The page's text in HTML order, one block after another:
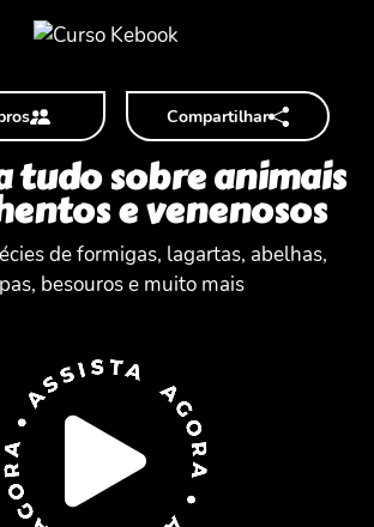
Compartilhar
tudo sobre animais
e venenosos
de formigas, lagartas, abelhas,
besouros e muito mais